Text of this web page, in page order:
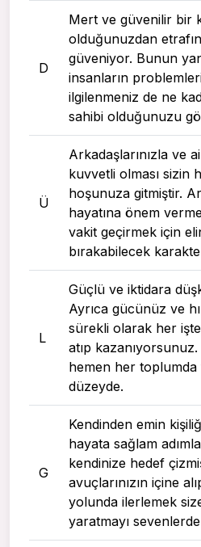
D
Mert ve güvenilir bir
olduğunuzdan
güveniyor. Bunun
insanların
ilgilenmeniz de ne
sahibi olduğunuzu
Ü
Arkadaşlarınızla ve
kuvvetli olması sizin
hoşunuza gitmiştir.
hayatına önem
vakit geçirmek için
bırakabilecek
L
Güçlü ve iktidara
Ayrıca gücünüz ve
sürekli olarak her
atıp
hemen her
düzeyde.
G
Kendinden emin
hayata sağlam
kendinize hedef
avuçlarınızın içine
yolunda ilerlemek
yaratmayı